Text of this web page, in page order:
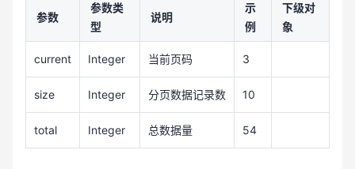
参数
参数类
型
说明
示
例
下级对
象
current Integer 当前页码 3
size Integer 分页数据记录数 10
total Integer 总数据量 54